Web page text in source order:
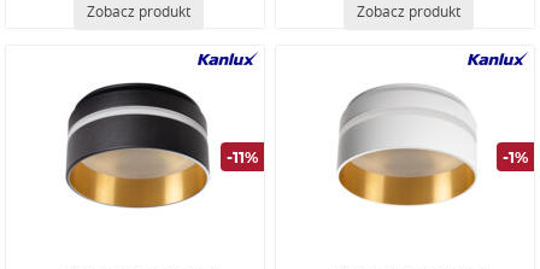
Zobacz produkt Zobacz produkt
-11% -1%